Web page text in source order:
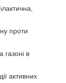
проти
газоні в
активних